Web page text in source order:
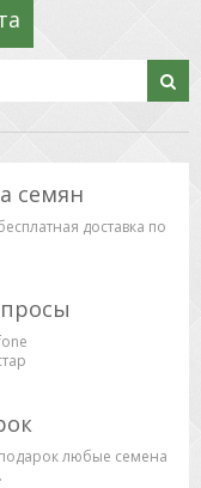
семян
доставка по
любые семена